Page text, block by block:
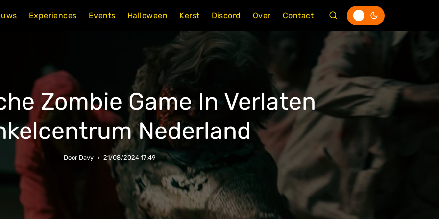
Experiences Events Halloween Kerst Discord Over Contact
Zombie Game In Verlaten
Nederland
Door Davy 21/08/2024 17:49